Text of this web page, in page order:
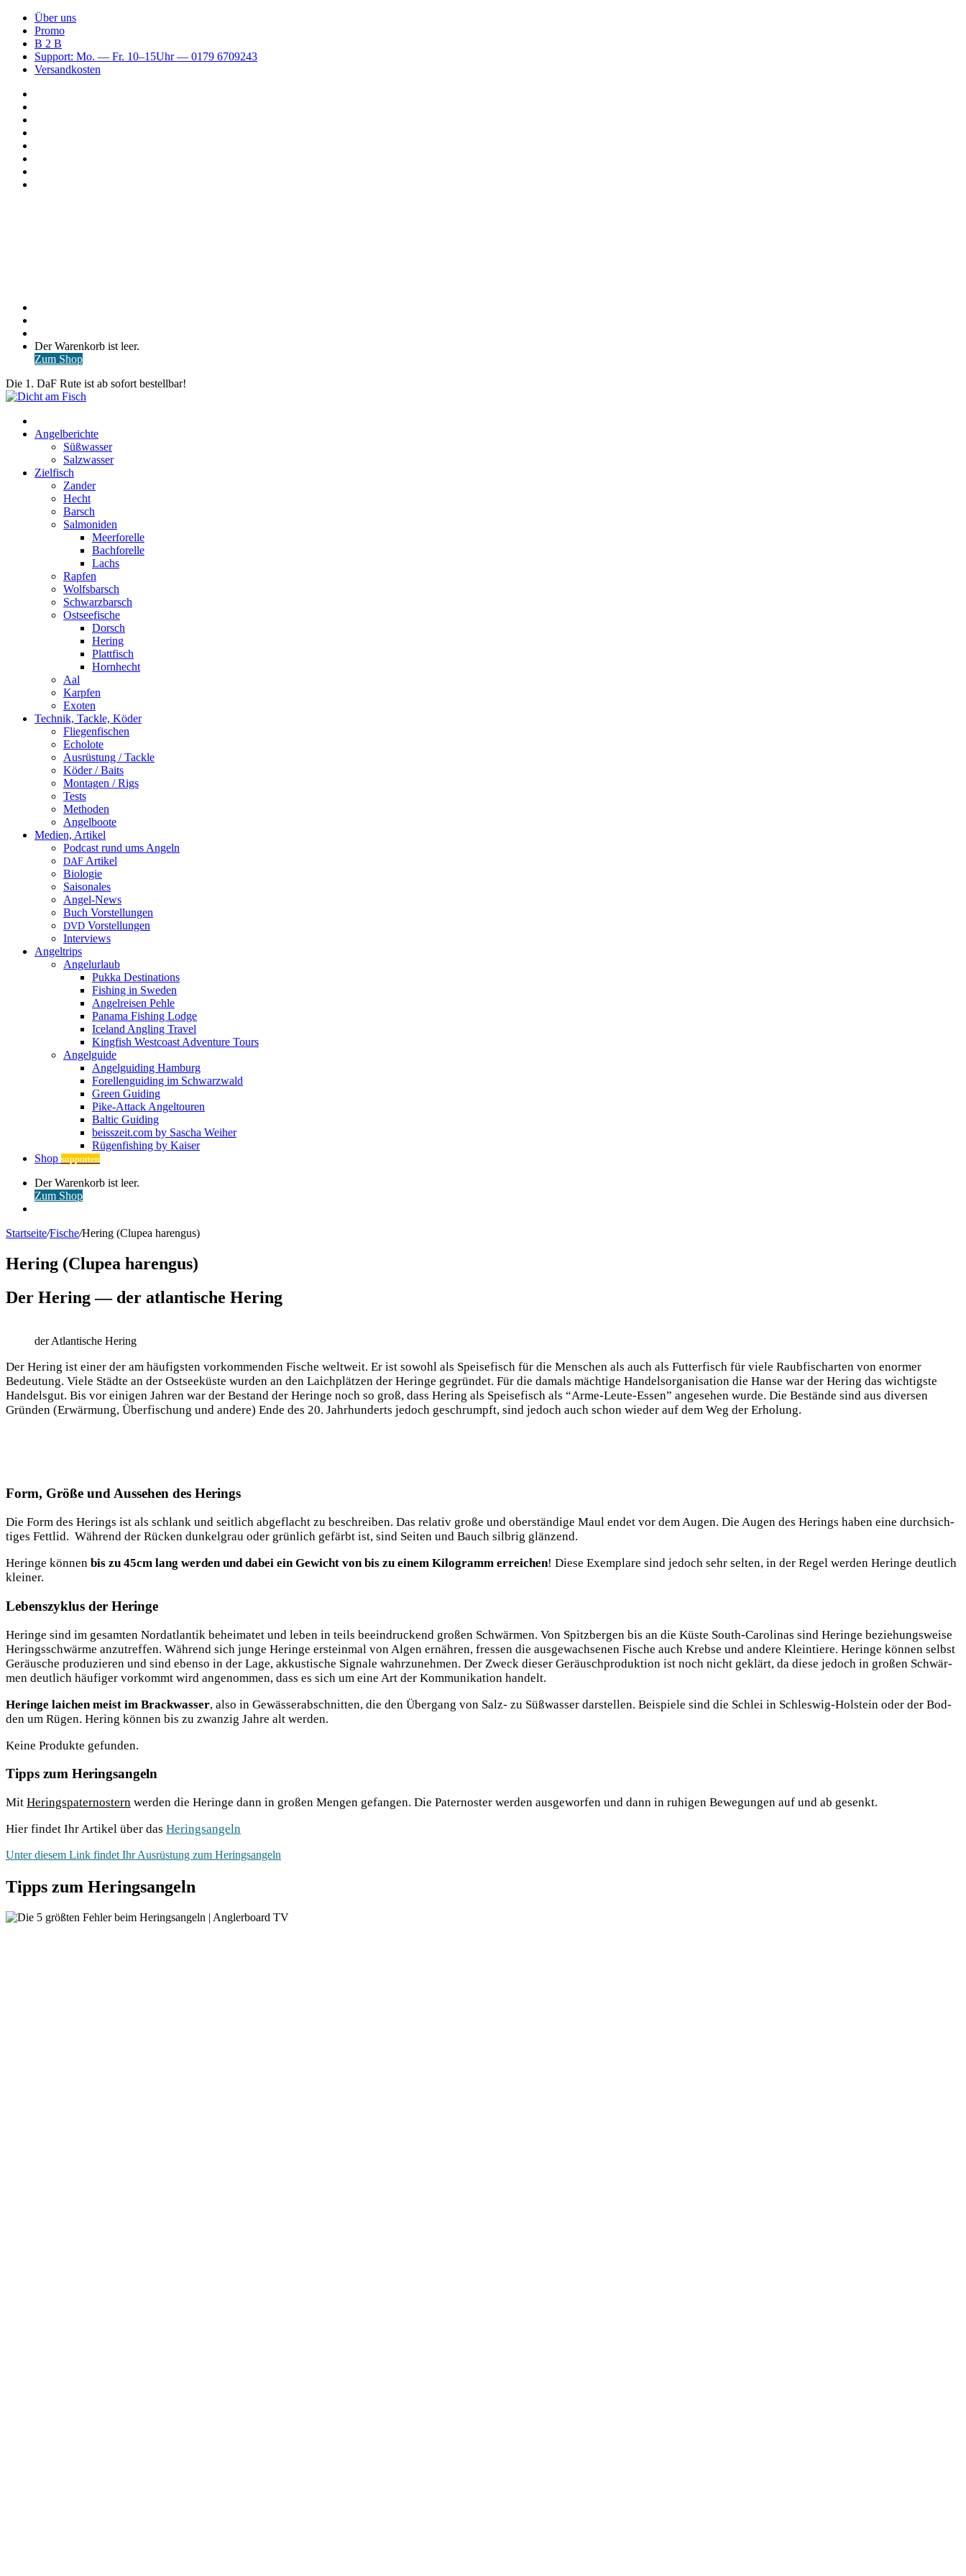
Über uns
Promo
B 2 B
Support: Mo. — Fr. 10–15Uhr — 0179 6709243
Versandkosten
Warenkorb
ansehen
Der Warenkorb ist leer.
Zum Shop
Die 1. DaF Rute ist ab sofort bestellbar!
Angelberichte
Süßwasser
Salzwasser
Zielfisch
Zander
Hecht
Barsch
Salmoniden
Meerforelle
Bachforelle
Lachs
Rapfen
Wolfsbarsch
Schwarzbarsch
Ostseefische
Dorsch
Hering
Plattfisch
Hornhecht
Aal
Karpfen
Exoten
Technik, Tackle, Köder
Fliegenfischen
Echolote
Ausrüstung / Tackle
Köder / Baits
Montagen / Rigs
Tests
Methoden
Angelboote
Medien, Artikel
Podcast rund ums Angeln
DAF Artikel
Biologie
Saisonales
Angel-News
Buch Vorstellungen
DVD Vorstellungen
Interviews
Angeltrips
Angelurlaub
Pukka Destinations
Fishing in Sweden
Angelreisen Pehle
Panama Fishing Lodge
Iceland Angling Travel
Kingfish Westcoast Adventure Tours
Angelguide
Angelguiding Hamburg
Forellenguiding im Schwarzwald
Green Guiding
Pike-Attack Angeltouren
Baltic Guiding
beisszeit.com by Sascha Weiher
Rügenfishing by Kaiser
Shop supporten
Warenkorb
ansehen
Der Warenkorb ist leer.
Zum Shop
Startseite/Fische/Hering (Clupea harengus)
Hering (Clupea harengus)
Der Hering — der atlantische Hering
der Atlan­ti­sche Hering
Der Hering ist einer der am häu­figs­ten vor­kom­men­den Fische welt­weit. Er ist sowohl als Spei­se­fisch für die Men­schen als auch als Fut­ter­fisch für vie­le Raub­fisch­ar­ten von enor­mer
Bedeu­tung. Vie­le Städ­te an der Ost­see­küs­te wur­den an den Laich­plät­zen der Herin­ge gegrün­det. Für die damals mäch­ti­ge Han­dels­or­ga­ni­sa­ti­on die Han­se war der Hering das wich­tigs­te
Han­dels­gut. Bis vor eini­gen Jah­ren war der Bestand der Herin­ge noch so groß, dass Hering als Spei­se­fisch als “Arme-Leu­te-Essen” ange­se­hen wur­de. Die Bestän­de sind aus diver­sen
Grün­den (Erwär­mung, Über­fi­schung und ande­re) Ende des 20. Jahr­hun­derts jedoch geschrumpft, sind jedoch auch schon wie­der auf dem Weg der Erholung.
Form, Größe und Aussehen des Herings
Die Form des Herings ist als schlank und seit­lich abge­flacht zu beschrei­ben. Das rela­tiv gro­ße und ober­stän­di­ge Maul endet vor dem Augen. Die Augen des Herings haben eine durch­sich­
ti­ges Fett­lid. Wäh­rend der Rücken dun­kel­grau oder grün­lich gefärbt ist, sind Sei­ten und Bauch silb­rig glänzend.
Herin­ge kön­nen bis zu 45cm lang wer­den und dabei ein Gewicht von bis zu einem Kilo­gramm errei­chen! Die­se Exem­pla­re sind jedoch sehr sel­ten, in der Regel wer­den Herin­ge deut­lich
kleiner.
Lebenszyklus der Heringe
Herin­ge sind im gesam­ten Nord­at­lan­tik behei­ma­tet und leben in teils beein­dru­ckend gro­ßen Schwär­men. Von Spitz­ber­gen bis an die Küs­te South-Caro­li­nas sind Herin­ge bezie­hungs­wei­se
Herings­schwär­me anzu­tref­fen. Wäh­rend sich jun­ge Herin­ge erst­ein­mal von Algen ernäh­ren, fres­sen die aus­ge­wach­se­nen Fische auch Kreb­se und ande­re Klein­tie­re. Herin­ge kön­nen selbst
Geräu­sche pro­du­zie­ren und sind eben­so in der Lage, akkus­ti­sche Signa­le wahr­zu­neh­men. Der Zweck die­ser Geräusch­pro­duk­ti­on ist noch nicht geklärt, da die­se jedoch in gro­ßen Schwär­
men deut­lich häu­fi­ger vor­kommt wird ange­nom­men, dass es sich um eine Art der Kom­mu­ni­ka­ti­on handelt.
Herin­ge lai­chen meist im Brack­was­ser, also in Gewäs­ser­ab­schnit­ten, die den Über­gang von Salz- zu Süß­was­ser dar­stel­len. Bei­spie­le sind die Schlei in Schles­wig-Hol­stein oder der Bod­
den um Rügen. Hering kön­nen bis zu zwan­zig Jah­re alt werden.
Kei­ne Pro­duk­te gefunden.
Tipps zum Heringsangeln
Mit Herings­pa­ter­nos­tern wer­den die Herin­ge dann in gro­ßen Men­gen gefan­gen. Die Pater­nos­ter wer­den aus­ge­wor­fen und dann in ruhi­gen Bewe­gun­gen auf und ab gesenkt.
Hier fin­det Ihr Arti­kel über das Herings­an­geln
Unter die­sem Link fin­det Ihr Aus­rüs­tung zum Heringsangeln
Tipps zum Heringsangeln